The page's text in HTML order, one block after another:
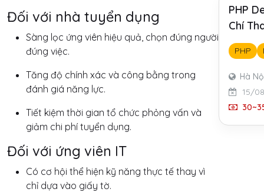
Đối với nhà tuyển dụng
Sàng lọc ứng viên hiệu quả, chọn đúng người
đúng việc.
Tăng độ chính xác và công bằng trong
đánh giá năng lực.
Tiết kiệm thời gian tổ chức phỏng vấn và
giảm chi phí tuyển dụng.
Đối với ứng viên IT
Có cơ hội thể hiện kỹ năng thực tế thay vì
chỉ dựa vào giấy tờ.
PHP
Chí
PHP
Hà
15/